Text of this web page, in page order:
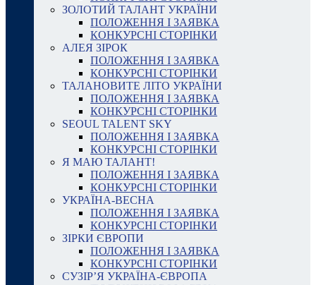
ЗОЛОТИЙ ТАЛАНТ УКРАЇНИ
ПОЛОЖЕННЯ І ЗАЯВКА
КОНКУРСНІ СТОРІНКИ
АЛЕЯ ЗІРОК
ПОЛОЖЕННЯ І ЗАЯВКА
КОНКУРСНІ СТОРІНКИ
ТАЛАНОВИТЕ ЛІТО УКРАЇНИ
ПОЛОЖЕННЯ І ЗАЯВКА
КОНКУРСНІ СТОРІНКИ
SEOUL TALENT SKY
ПОЛОЖЕННЯ І ЗАЯВКА
КОНКУРСНІ СТОРІНКИ
Я МАЮ ТАЛАНТ!
ПОЛОЖЕННЯ І ЗАЯВКА
КОНКУРСНІ СТОРІНКИ
УКРАЇНА-ВЕСНА
ПОЛОЖЕННЯ І ЗАЯВКА
КОНКУРСНІ СТОРІНКИ
ЗІРКИ ЄВРОПИ
ПОЛОЖЕННЯ І ЗАЯВКА
КОНКУРСНІ СТОРІНКИ
СУЗІР’Я УКРАЇНА-ЄВРОПА